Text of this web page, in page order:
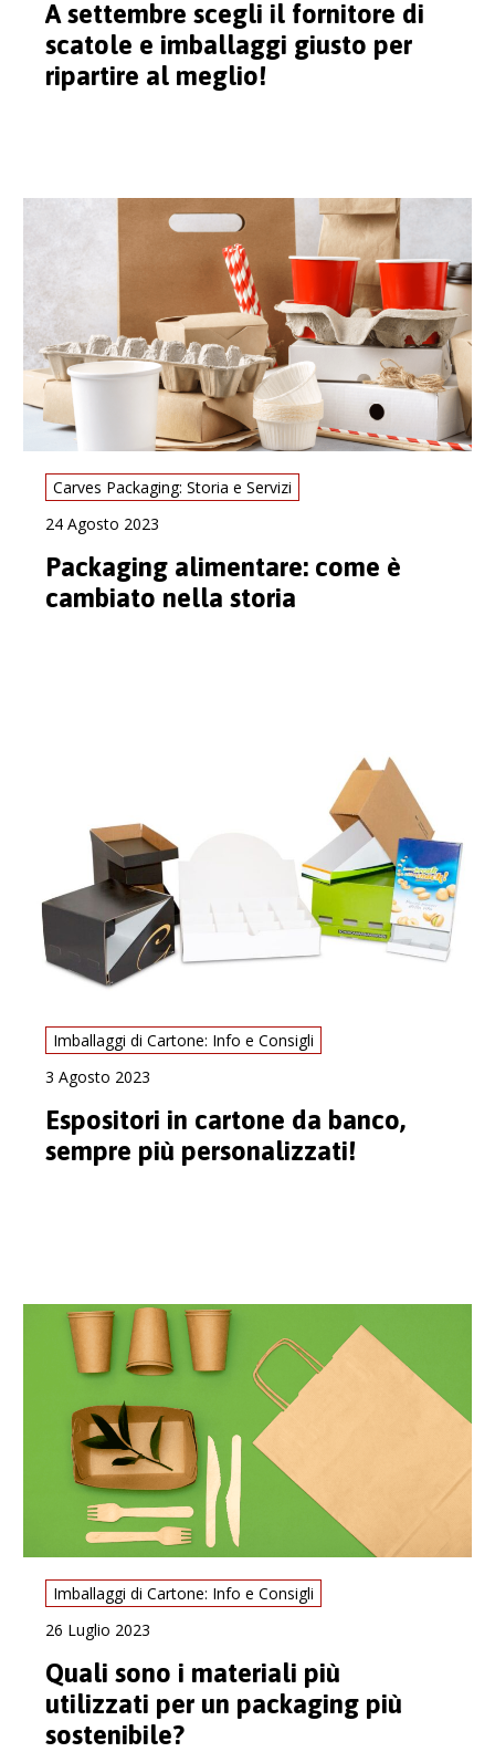
A settembre scegli il fornitore di
scatole e imballaggi giusto per
ripartire al meglio!
Carves Packaging: Storia e Servizi
24 Agosto 2023
Packaging alimentare: come è
cambiato nella storia
Imballaggi di Cartone: Info e Consigli
3 Agosto 2023
Espositori in cartone da banco,
sempre più personalizzati!
Imballaggi di Cartone: Info e Consigli
26 Luglio 2023
Quali sono i materiali più
utilizzati per un packaging più
sostenibile?